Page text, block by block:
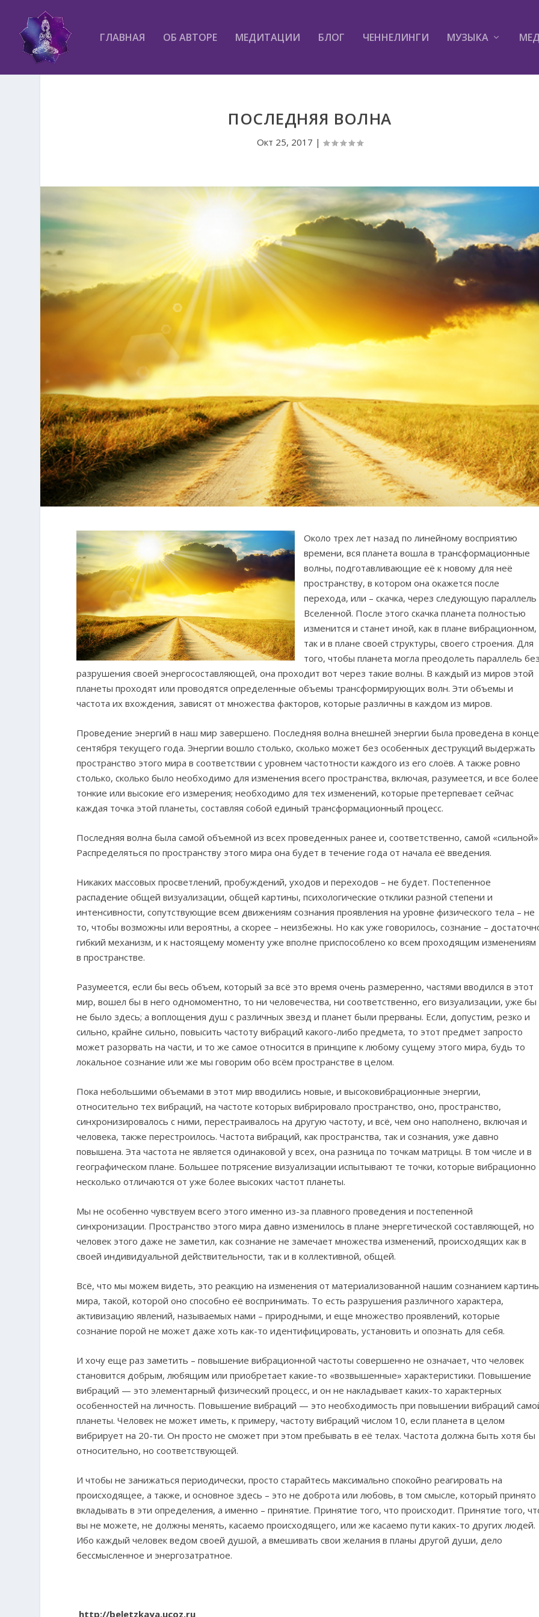
ГЛАВНАЯ ОБ АВТОРЕ МЕДИТАЦИИ БЛОГ ЧЕННЕЛИНГИ МУЗЫКА
ПОСЛЕДНЯЯ ВОЛНА
Окт 25, 2017 |
Около трех лет назад по линейному восприятию
времени, вся планета вошла в трансформационные
волны, подготавливающие её к новому для неё
пространству, в котором она окажется после
перехода, или – скачка, через следующую параллель
Вселенной. После этого скачка планета полностью
изменится и станет иной, как в плане вибрационном,
так и в плане своей структуры, своего строения. Для
того, чтобы планета могла преодолеть параллель
разрушения своей энергосоставляющей, она проходит вот через такие волны. В каждый из миров этой
планеты проходят или проводятся определенные объемы трансформирующих волн. Эти объемы и
частота их вхождения, зависят от множества факторов, которые различны в каждом из миров.
Проведение энергий в наш мир завершено. Последняя волна внешней энергии была проведена в конце
сентября текущего года. Энергии вошло столько, сколько может без особенных деструкций выдержать
пространство этого мира в соответствии с уровнем частотности каждого из его слоёв. А также ровно
столько, сколько было необходимо для изменения всего пространства, включая, разумеется, и все более
тонкие или высокие его измерения; необходимо для тех изменений, которые претерпевает сейчас
каждая точка этой планеты, составляя собой единый трансформационный процесс.
Последняя волна была самой объемной из всех проведенных ранее и, соответственно, самой
Распределяться по пространству этого мира она будет в течение года от начала её введения.
Никаких массовых просветлений, пробуждений, уходов и переходов – не будет. Постепенное
распадение общей визуализации, общей картины, психологические отклики разной степени и
интенсивности, сопутствующие всем движениям сознания проявления на уровне физического тела – не
то, чтобы возможны или вероятны, а скорее – неизбежны. Но как уже говорилось, сознание –
гибкий механизм, и к настоящему моменту уже вполне приспособлено ко всем проходящим изменениям
в пространстве.
Разумеется, если бы весь объем, который за всё это время очень размеренно, частями вводился в этот
мир, вошел бы в него одномоментно, то ни человечества, ни соответственно, его визуализации, уже бы
не было здесь; а воплощения душ с различных звезд и планет были прерваны. Если, допустим, резко и
сильно, крайне сильно, повысить частоту вибраций какого-либо предмета, то этот предмет запросто
может разорвать на части, и то же самое относится в принципе к любому сущему этого мира, будь то
локальное сознание или же мы говорим обо всём пространстве в целом.
Пока небольшими объемами в этот мир вводились новые, и высоковибрационные энергии,
относительно тех вибраций, на частоте которых вибрировало пространство, оно, пространство,
синхронизировалось с ними, перестраивалось на другую частоту, и всё, чем оно наполнено, включая и
человека, также перестроилось. Частота вибраций, как пространства, так и сознания, уже давно
повышена. Эта частота не является одинаковой у всех, она разница по точкам матрицы. В том числе и в
географическом плане. Большее потрясение визуализации испытывают те точки, которые вибрационно
несколько отличаются от уже более высоких частот планеты.
Мы не особенно чувствуем всего этого именно из-за плавного проведения и постепенной
синхронизации. Пространство этого мира давно изменилось в плане энергетической составляющей, но
человек этого даже не заметил, как сознание не замечает множества изменений, происходящих как в
своей индивидуальной действительности, так и в коллективной, общей.
Всё, что мы можем видеть, это реакцию на изменения от материализованной нашим сознанием
мира, такой, которой оно способно её воспринимать. То есть разрушения различного характера,
активизацию явлений, называемых нами – природными, и еще множество проявлений, которые
сознание порой не может даже хоть как-то идентифицировать, установить и опознать для себя.
И хочу еще раз заметить – повышение вибрационной частоты совершенно не означает, что человек
становится добрым, любящим или приобретает какие-то «возвышенные» характеристики. Повышение
вибраций — это элементарный физический процесс, и он не накладывает каких-то характерных
особенностей на личность. Повышение вибраций — это необходимость при повышении вибраций
планеты. Человек не может иметь, к примеру, частоту вибраций числом 10, если планета в целом
вибрирует на 20-ти. Он просто не сможет при этом пребывать в её телах. Частота должна быть хотя бы
относительно, но соответствующей.
И чтобы не занижаться периодически, просто старайтесь максимально спокойно реагировать на
происходящее, а также, и основное здесь – это не доброта или любовь, в том смысле, который принято
вкладывать в эти определения, а именно – принятие. Принятие того, что происходит. Принятие того,
вы не можете, не должны менять, касаемо происходящего, или же касаемо пути каких-то других людей.
Ибо каждый человек ведом своей душой, а вмешивать свои желания в планы другой души, дело
бессмысленное и энергозатратное.
http://beletzkaya.ucoz.ru